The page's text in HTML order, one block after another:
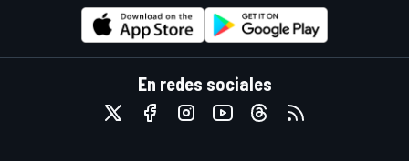
En redes sociales